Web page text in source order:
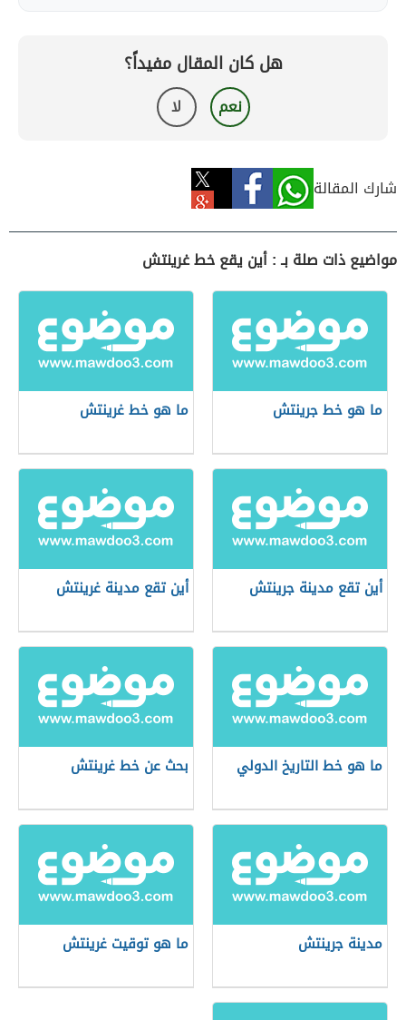
هل كان المقال مفيداً؟
نعم لا
شارك المقالة
مواضيع ذات صلة بـ : أين يقع خط غرينتش
ما هو خط جرينتش ما هو خط غرينتش
أين تقع مدينة جرينتش أين تقع مدينة غرينتش
ما هو خط التاريخ الدولي بحث عن خط غرينتش
مدينة جرينتش ما هو توقيت غرينتش